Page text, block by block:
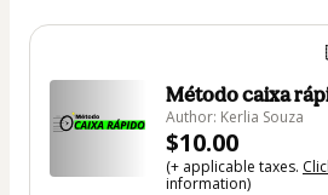
Método caixa
Author: Kerlia Souza
$10.00
(+ applicable taxes.
information)